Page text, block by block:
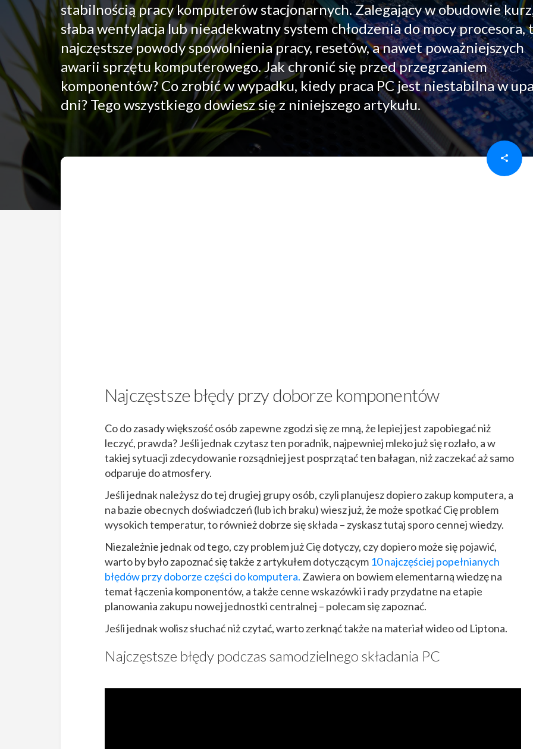
stabilnością pracy komputerów stacjonarnych. Zalegający w obudowie
słaba wentylacja lub nieadekwatny system chłodzenia do mocy procesora,
najczęstsze powody spowolnienia pracy, resetów, a nawet poważniejszych
awarii sprzętu komputerowego. Jak chronić się przed przegrzaniem
komponentów? Co zrobić w wypadku, kiedy praca PC jest niestabilna w
dni? Tego wszystkiego dowiesz się z niniejszego artykułu.
Najczęstsze błędy przy doborze komponentów
Co do zasady większość osób zapewne zgodzi się ze mną, że lepiej jest zapobiegać niż
leczyć, prawda? Jeśli jednak czytasz ten poradnik, najpewniej mleko już się rozlało, a w
takiej sytuacji zdecydowanie rozsądniej jest posprzątać ten bałagan, niż zaczekać aż samo
odparuje do atmosfery.
Jeśli jednak należysz do tej drugiej grupy osób, czyli planujesz dopiero zakup komputera, a
na bazie obecnych doświadczeń (lub ich braku) wiesz już, że może spotkać Cię problem
wysokich temperatur, to również dobrze się składa – zyskasz tutaj sporo cennej wiedzy.
Niezależnie jednak od tego, czy problem już Cię dotyczy, czy dopiero może się pojawić,
warto by było zapoznać się także z artykułem dotyczącym 10 najczęściej popełnianych
błędów przy doborze części do komputera. Zawiera on bowiem elementarną wiedzę na
temat łączenia komponentów, a także cenne wskazówki i rady przydatne na etapie
planowania zakupu nowej jednostki centralnej – polecam się zapoznać.
Jeśli jednak wolisz słuchać niż czytać, warto zerknąć także na materiał wideo od Liptona.
Najczęstsze błędy podczas samodzielnego składania PC